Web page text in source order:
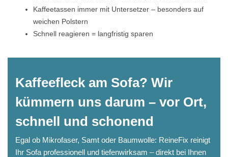
Kaffeetassen immer mit Untersetzer – besonders auf
weichen Polstern
Schnell reagieren = langfristig sparen
Kaffeefleck am Sofa? Wir
kümmern uns darum – vor Ort,
schnell und schonend
Egal ob Mikrofaser, Samt oder Baumwolle: ReineFix reinigt
Ihr Sofa professionell und tiefenwirksam – direkt bei Ihnen